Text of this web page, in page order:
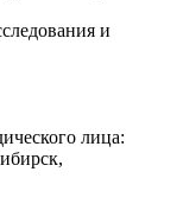
и
лица: